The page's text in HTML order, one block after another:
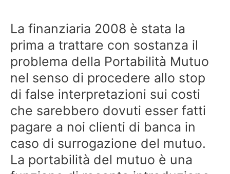
La finanziaria 2008 è stata la
prima a trattare con sostanza il
problema della Portabilità Mutuo
nel senso di procedere allo stop
di false interpretazioni sui costi
che sarebbero dovuti esser fatti
pagare a noi clienti di banca in
caso di surrogazione del mutuo.
La portabilità del mutuo è una